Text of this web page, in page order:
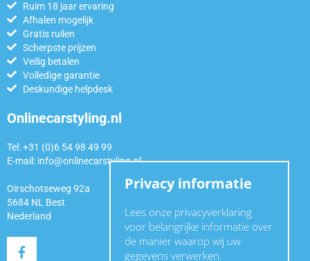
Ruim 18 jaar ervaring
Afhalen mogelijk
Gratis ruilen
Scherpste prijzen
Veilig betalen
Volledige garantie
Deskundige helpdesk
Onlinecarstyling.nl
Tel: +31 (0)6 54 98 49 99
E-mail: info@onlinecarstyling.nl
Oirschotseweg 92a
5684 NL Best
Nederland
Privacy informatie
Lees onze privacyverklaring
voor belangrijke informatie over
de manier waarop wij uw
gegevens verwerken.